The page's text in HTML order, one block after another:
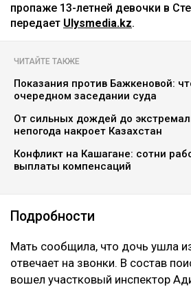
пропаже 13-летней девочки в
передает Ulysmedia.kz.
ЧИТАЙТЕ ТАКЖЕ
Показания против Бажкеновой:
очередном заседании суда
От сильных дождей до
непогода накроет Казахстан
Конфликт на Кашагане: сотни
выплаты компенсаций
Подробности
Мать сообщила, что дочь ушла
отвечает на звонки. В состав
вошел участковый инспектор